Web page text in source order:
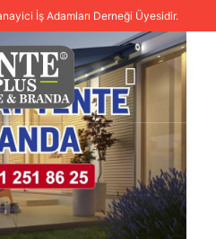
İş Adamları Derneği Üyesidir.